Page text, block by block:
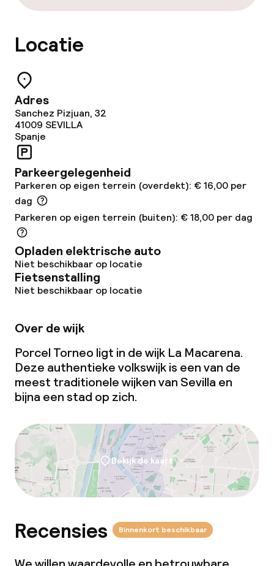
Faciliteiten en diensten voor kinderen
Babysitservice
Schoonmaakvoorzieningen
Wasservice
Zakelijke faciliteiten
Conferentieruimte
Vergaderruimte
Overal rookvrij
Locatie
Adres
Sanchez Pizjuan, 32
41009 SEVILLA
Spanje
Parkeergelegenheid
Parkeren op eigen terrein (overdekt): € 16,00 per
dag
Parkeren op eigen terrein (buiten): € 18,00 per dag
Opladen elektrische auto
Niet beschikbaar op locatie
Fietsenstalling
Niet beschikbaar op locatie
Over de wijk
Porcel Torneo ligt in de wijk La Macarena.
Deze authentieke volkswijk is een van de
meest traditionele wijken van Sevilla en
bijna een stad op zich.
Bekijk de kaart
Recensies Binnenkort beschikbaar